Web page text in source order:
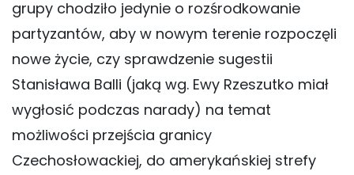
grupy chodziło jedynie o rozśrodkowanie
partyzantów, aby w nowym terenie rozpoczęli
nowe życie, czy sprawdzenie sugestii
Stanisława Balli (jaką wg. Ewy Rzeszutko miał
wygłosić podczas narady) na temat
możliwości przejścia granicy
Czechosłowackiej, do amerykańskiej strefy